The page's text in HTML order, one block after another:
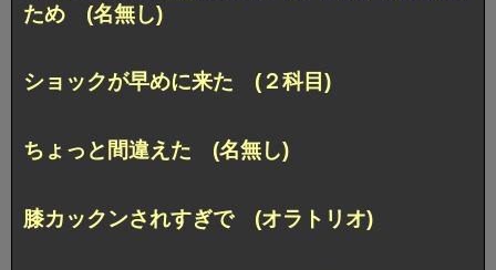
ため (名無し)
ショックが早めに来た (２科目)
ちょっと間違えた (名無し)
膝カックンされすぎで (オラトリオ)